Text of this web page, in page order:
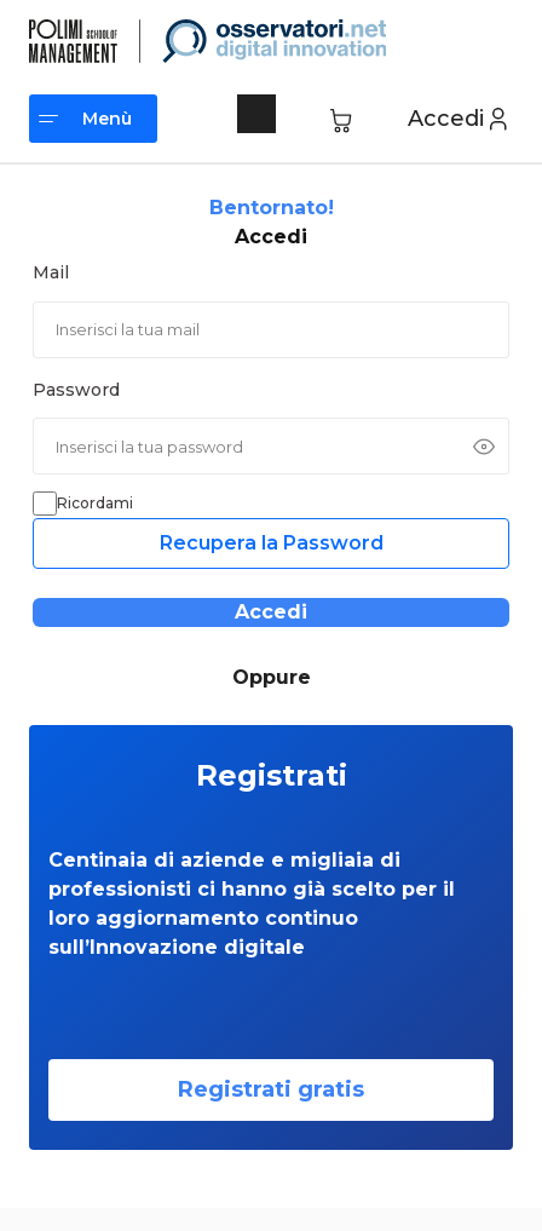
contenuto
Accedi
Menù
Bentornato!
Accedi
Mail
Password
Ricordami
Recupera la Password
Accedi
Oppure
Registrati
Centinaia di aziende e migliaia di
professionisti ci hanno già scelto per il
loro aggiornamento continuo
sull’Innovazione digitale
Registrati gratis